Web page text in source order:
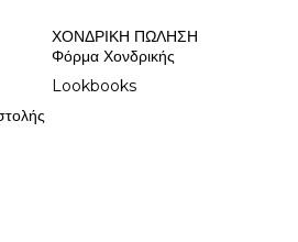
ΧΟΝΔΡΙΚΉ ΠΩΛΗΣΗ
Φόρμα Χονδρικής
Lookbooks